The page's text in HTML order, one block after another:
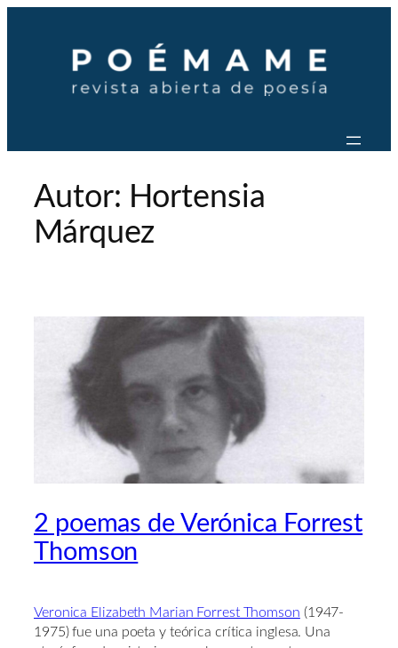
contenido
Autor: Hortensia
Márquez
2 poemas de Verónica Forrest
Thomson
Veronica Elizabeth Marian Forrest Thomson (1947-
1975) fue una poeta y teórica crítica inglesa. Una